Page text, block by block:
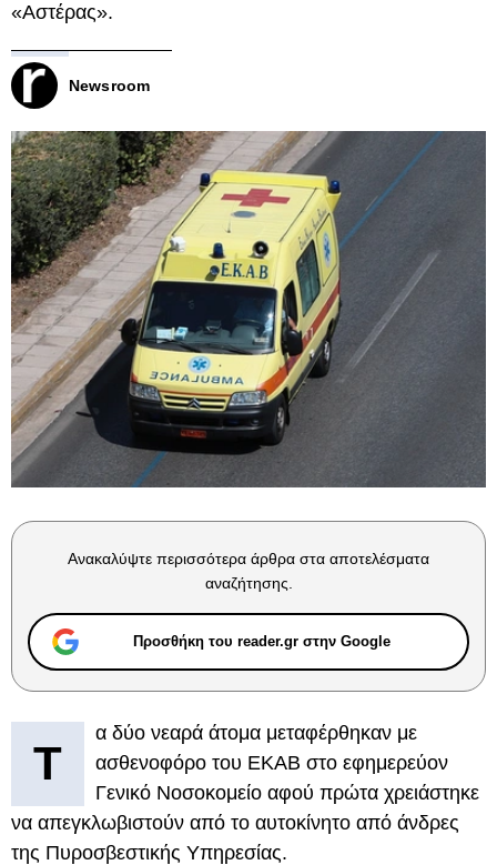
«Αστέρας».
Newsroom
Ανακαλύψτε περισσότερα άρθρα στα αποτελέσματα
αναζήτησης.
Προσθήκη του reader.gr στην Google
Τ
α δύο νεαρά άτομα μεταφέρθηκαν με
ασθενοφόρο του ΕΚΑΒ στο εφημερεύον
Γενικό Νοσοκομείο αφού πρώτα χρειάστηκε
να απεγκλωβιστούν από το αυτοκίνητο από άνδρες
της Πυροσβεστικής Υπηρεσίας.